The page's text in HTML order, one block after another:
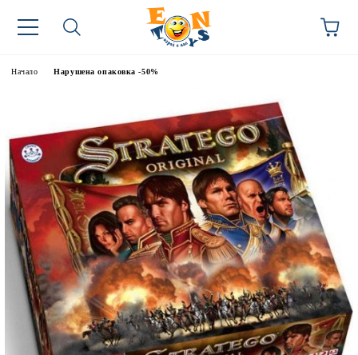
Начало Нарушена опаковка -50%